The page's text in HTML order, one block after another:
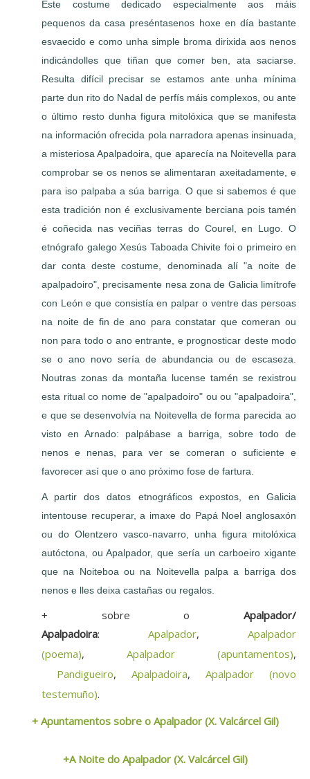
Este costume dedicado especialmente aos máis
pequenos da casa preséntasenos hoxe en día bastante
esvaecido e como unha simple broma dirixida aos nenos
indicándolles que tiñan que comer ben, ata saciarse.
Resulta difícil precisar se estamos ante unha mínima
parte dun rito do Nadal de perfís máis complexos, ou ante
o último resto dunha figura mitolóxica que se manifesta
na información ofrecida pola narradora apenas insinuada,
a misteriosa Apalpadoira, que aparecía na Noitevella para
comprobar se os nenos se alimentaran axeitadamente, e
para iso palpaba a súa barriga. O que si sabemos é que
esta tradición non é exclusivamente berciana pois tamén
é coñecida nas veciñas terras do Courel, en Lugo. O
etnógrafo galego Xesús Taboada Chivite foi o primeiro en
dar conta deste costume, denominada alí "a noite de
apalpadoiro", precisamente nesa zona de Galicia limítrofe
con León e que consistía en palpar o ventre das persoas
na noite de fin de ano para constatar que comeran ou
non para todo o ano entrante, e prognosticar deste modo
se o ano novo sería de abundancia ou de escaseza.
Noutras zonas da montaña lucense tamén se rexistrou
esta ritual co nome de "apalpadoiro" ou ou "apalpadoira",
e que se desenvolvía na Noitevella de forma parecida ao
visto en Arnado: palpábase a barriga, sobre todo de
nenos e nenas, para ver se comeran o suficiente e
favorecer así que o ano próximo fose de fartura.
A partir dos datos etnográficos expostos, en Galicia
intentouse recuperar, a imaxe do Papá Noel anglosaxón
ou do Olentzero vasco-navarro, unha figura mitolóxica
autóctona, ou Apalpador, que sería un carboeiro xigante
que na Noiteboa ou na Noitevella palpa a barriga dos
nenos e lles deixa castañas ou regalos.
+ sobre o Apalpador/
Apalpadoira: Apalpador, Apalpador
(poema), Apalpador (apuntamentos),
Pandigueiro, Apalpadoira, Apalpador (novo
testemuño).
+ Apuntamentos sobre o Apalpador (X. Valcárcel Gil)
+A Noite do Apalpador (X. Valcárcel Gil)